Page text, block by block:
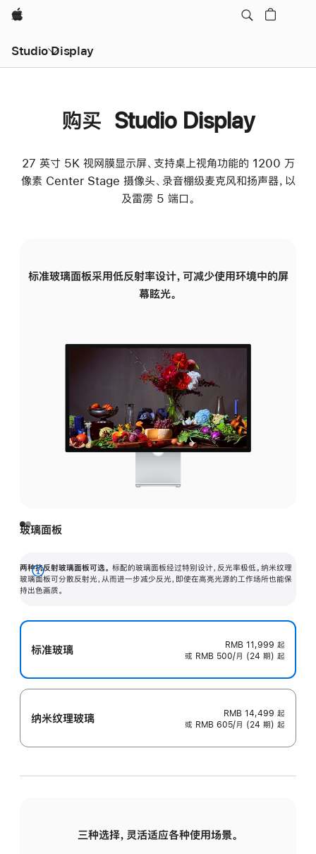
Apple
Studio Display
购买 Studio Display
27 英寸 5K 视网膜显示屏、支持桌上视角功能的 1200 万
像素 Center Stage 摄像头、录音棚级麦克风和扬声器，以
及雷雳 5 端口。
标准玻璃面板采用低反射率设计，可减少使用环境中的屏
幕眩光。
玻璃面板
两种抗反射玻璃面板可选。 标配的玻璃面板经过特别设计，反光率极低。纳米纹理
玻璃面板可分散反射光，从而进一步减少反光，即使在高亮光源的工作场所也能保
持出色画质。
展
开
标准玻璃 RMB 11,999 起
或 RMB 500/月 (24 期) 起
纳米纹理玻璃 RMB 14,499 起
或 RMB 605/月 (24 期) 起
三种选择，灵活适应各种使用场景。